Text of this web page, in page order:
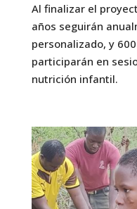
Al finalizar el
años seguirán
personalizado, y
participarán en
nutrición infantil.